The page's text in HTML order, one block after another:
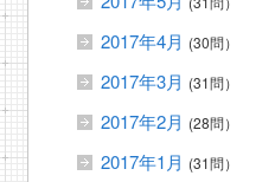
2017年4月 (30問）
2017年3月 (31問）
2017年2月 (28問）
2017年1月 (31問）